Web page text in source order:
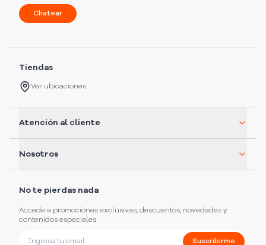
Chatear
Tiendas
Ver ubicaciones
Atención al cliente
Nosotros
No te pierdas nada
Accede a promociones exclusivas, descuentos, novedades y
contenidos especiales
Suscribirme